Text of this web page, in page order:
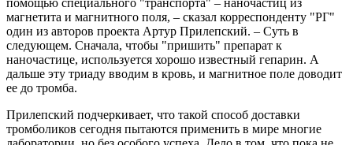
помощью специального "транспорта" – наночастиц из
магнетита и магнитного поля, – сказал корреспонденту "РГ"
один из авторов проекта Артур Прилепский. – Суть в
следующем. Сначала, чтобы "пришить" препарат к
наночастице, используется хорошо известный гепарин. А
дальше эту триаду вводим в кровь, и магнитное поле доводит
ее до тромба.
Прилепский подчеркивает, что такой способ доставки
тромболиков сегодня пытаются применить в мире многие